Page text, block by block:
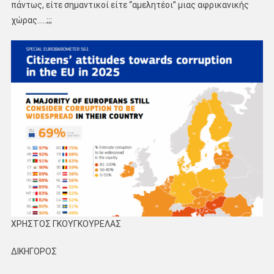
πάντως, είτε σημαντικοί είτε ‘‘αμελητέοι’’ μιας αφρικανικής
χώρας…..;;;
ΧΡΗΣΤΟΣ ΓΚΟΥΓΚΟΥΡΕΛΑΣ
ΔΙΚΗΓΟΡΟΣ